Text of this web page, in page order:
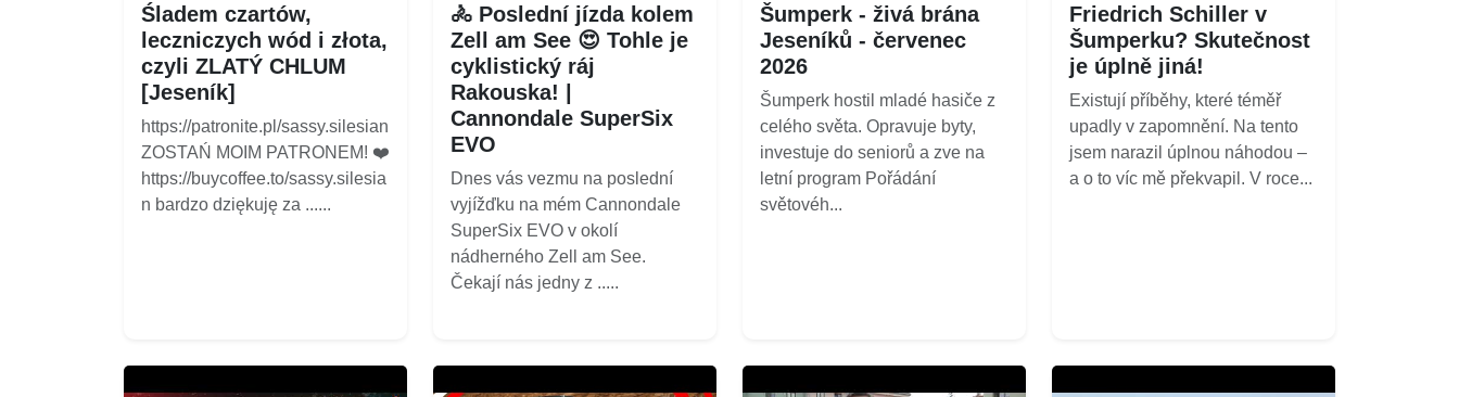
Śladem czartów,
leczniczych wód i złota,
czyli ZLATÝ CHLUM
[Jeseník]
https://patronite.pl/sassy.silesian
ZOSTAŃ MOIM PATRONEM! ❤️
https://buycoffee.to/sassy.silesia
n bardzo dziękuję za ......
🚴 Poslední jízda kolem
Zell am See 😍 Tohle je
cyklistický ráj
Rakouska! |
Cannondale SuperSix
EVO
Dnes vás vezmu na poslední
vyjížďku na mém Cannondale
SuperSix EVO v okolí
nádherného Zell am See.
Čekají nás jedny z .....
Šumperk - živá brána
Jeseníků - červenec
2026
Šumperk hostil mladé hasiče z
celého světa. Opravuje byty,
investuje do seniorů a zve na
letní program Pořádání
světovéh...
Friedrich Schiller v
Šumperku? Skutečnost
je úplně jiná!
Existují příběhy, které téměř
upadly v zapomnění. Na tento
jsem narazil úplnou náhodou –
a o to víc mě překvapil. V roce...